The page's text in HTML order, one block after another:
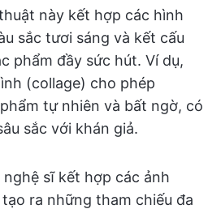
này kết hợp các hình
sắc tươi sáng và kết cấu
phẩm đầy sức hút. Ví dụ,
(collage) cho phép
tự nhiên và bất ngờ, có
sắc với khán giả.
sĩ kết hợp các ảnh
ra những tham chiếu đa